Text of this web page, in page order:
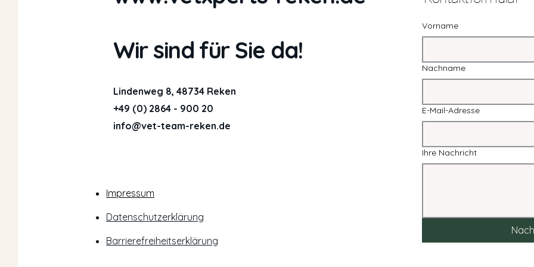
Wir sind für Sie da!
Lindenweg 8, 48734 Reken
+49 (0) 2864 - 900 20
info@vet-team-reken.de
Impressum
Datenschutzerklärung
Barrierefreiheitserklärung
Vorname
Nachname
E-Mail-Adresse
Ihre Nachricht